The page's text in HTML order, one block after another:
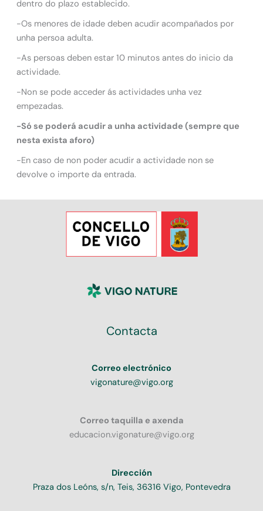
dentro do plazo establecido.
-Os menores de idade deben acudir acompañados por
unha persoa adulta.
-As persoas deben estar 10 minutos antes do inicio da
actividade.
-Non se pode acceder ás actividades unha vez
empezadas.
-Só se poderá acudir a unha actividade (sempre que
nesta exista aforo)
-En caso de non poder acudir a actividade non se
devolve o importe da entrada.
Contacta
Correo electrónico
vigonature@vigo.org
Correo taquilla e axenda
educacion.vigonature@vigo.org
Dirección
Praza dos Leóns, s/n, Teis, 36316 Vigo, Pontevedra